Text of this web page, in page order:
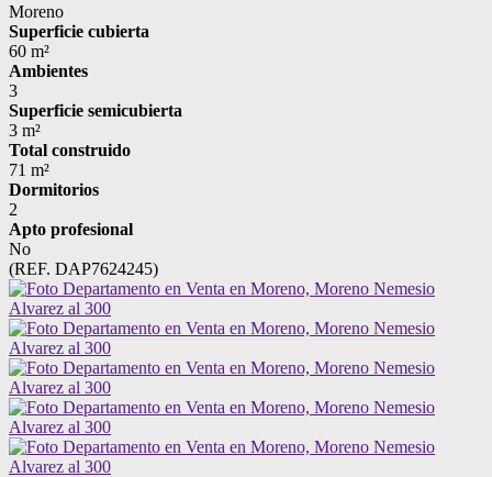
Moreno
Superficie cubierta
60 m²
Ambientes
3
Superficie semicubierta
3 m²
Total construido
71 m²
Dormitorios
2
Apto profesional
No
(REF. DAP7624245)